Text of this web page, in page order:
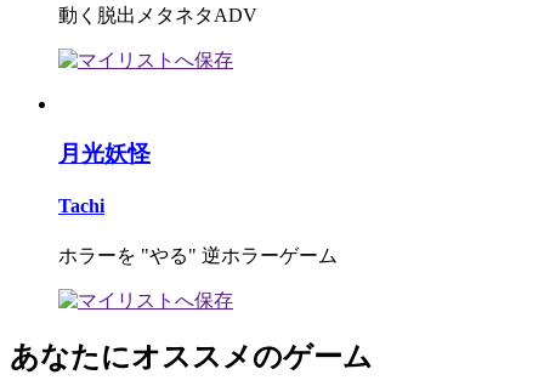
動く脱出メタネタADV
月光妖怪
Tachi
ホラーを "やる" 逆ホラーゲーム
あなたにオススメのゲーム